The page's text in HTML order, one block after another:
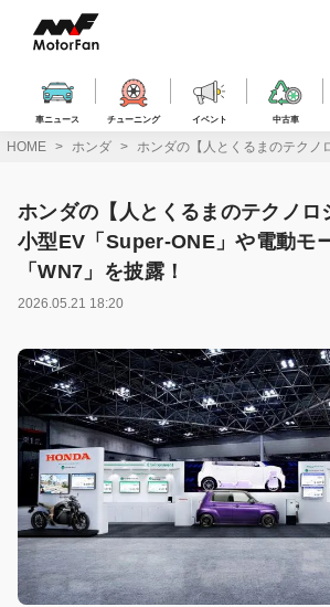
ス
車ニュース チューニング イベント 中古車
HOME ホンダ ホンダの【人とくるまのテクノ
ホンダの【人とくるまのテクノロ
小型EV「Super-ONE」や電動モ
「WN7」を披露！
2026.05.21 18:20